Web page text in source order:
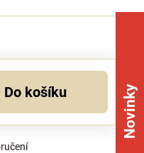
Do košíku Novinky